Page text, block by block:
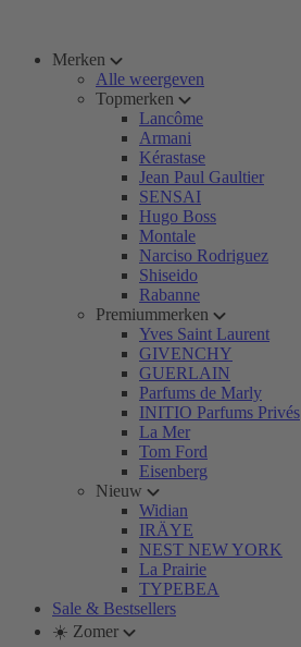
Merken
Alle weergeven
Topmerken
Lancôme
Armani
Kérastase
Jean Paul Gaultier
SENSAI
Hugo Boss
Montale
Narciso Rodriguez
Shiseido
Rabanne
Premiummerken
Yves Saint Laurent
GIVENCHY
GUERLAIN
Parfums de Marly
INITIO Parfums Privés
La Mer
Tom Ford
Eisenberg
Nieuw
Widian
IRÄYE
NEST NEW YORK
La Prairie
TYPEBEA
Sale & Bestsellers
☀️ Zomer